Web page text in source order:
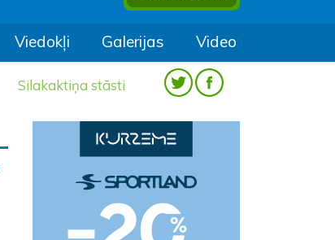
Viedokļi Galerijas Video
Silakaktiņa stāsti